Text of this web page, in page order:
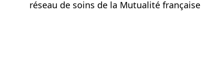
réseau de soins de la Mutualité française